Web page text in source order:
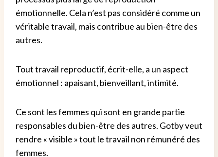
émotionnelle. Cela n’est pas considéré comme un
véritable travail, mais contribue au bien-être des
autres.
Tout travail reproductif, écrit-elle, a un aspect
émotionnel : apaisant, bienveillant, intimité.
Ce sont les femmes qui sont en grande partie
responsables du bien-être des autres. Gotby veut
rendre « visible » tout le travail non rémunéré des
femmes.